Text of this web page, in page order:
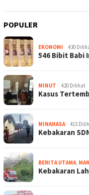
POPULER
EKONOMI 430
546 Bibit Babi
MINUT 420 Dilihat
Kasus
MINAHASA 415
Kebakaran
BERITA UTAMA,
Kebakaran